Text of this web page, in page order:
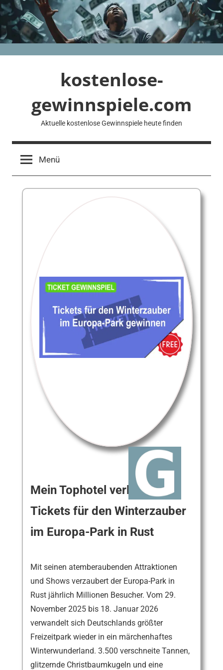
Zum
Inhalt
springen
kostenlose-
gewinnspiele.com
Aktuelle kostenlose Gewinnspiele heute finden
Menü
Mein Tophotel verlost zwei
Tickets für den Winterzauber
im Europa-Park in Rust
Mit seinen atemberaubenden Attraktionen
und Shows verzaubert der Europa-Park in
Rust jährlich Millionen Besucher. Vom 29.
November 2025 bis 18. Januar 2026
verwandelt sich Deutschlands größter
Freizeitpark wieder in ein märchenhaftes
Winterwunderland. 3.500 verschneite Tannen,
glitzernde Christbaumkugeln und eine